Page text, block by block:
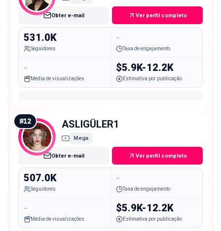
Obter e-mail Ver perfil completo
531.0K
Seguidores
-
Taxa de engajamento
-
Média de visualizações
$5.9K-12.2K
Estimativa por publicação
#12 ASLIGÜLER1
Mega
Obter e-mail Ver perfil completo
507.0K
Seguidores
-
Taxa de engajamento
-
Média de visualizações
$5.9K-12.2K
Estimativa por publicação